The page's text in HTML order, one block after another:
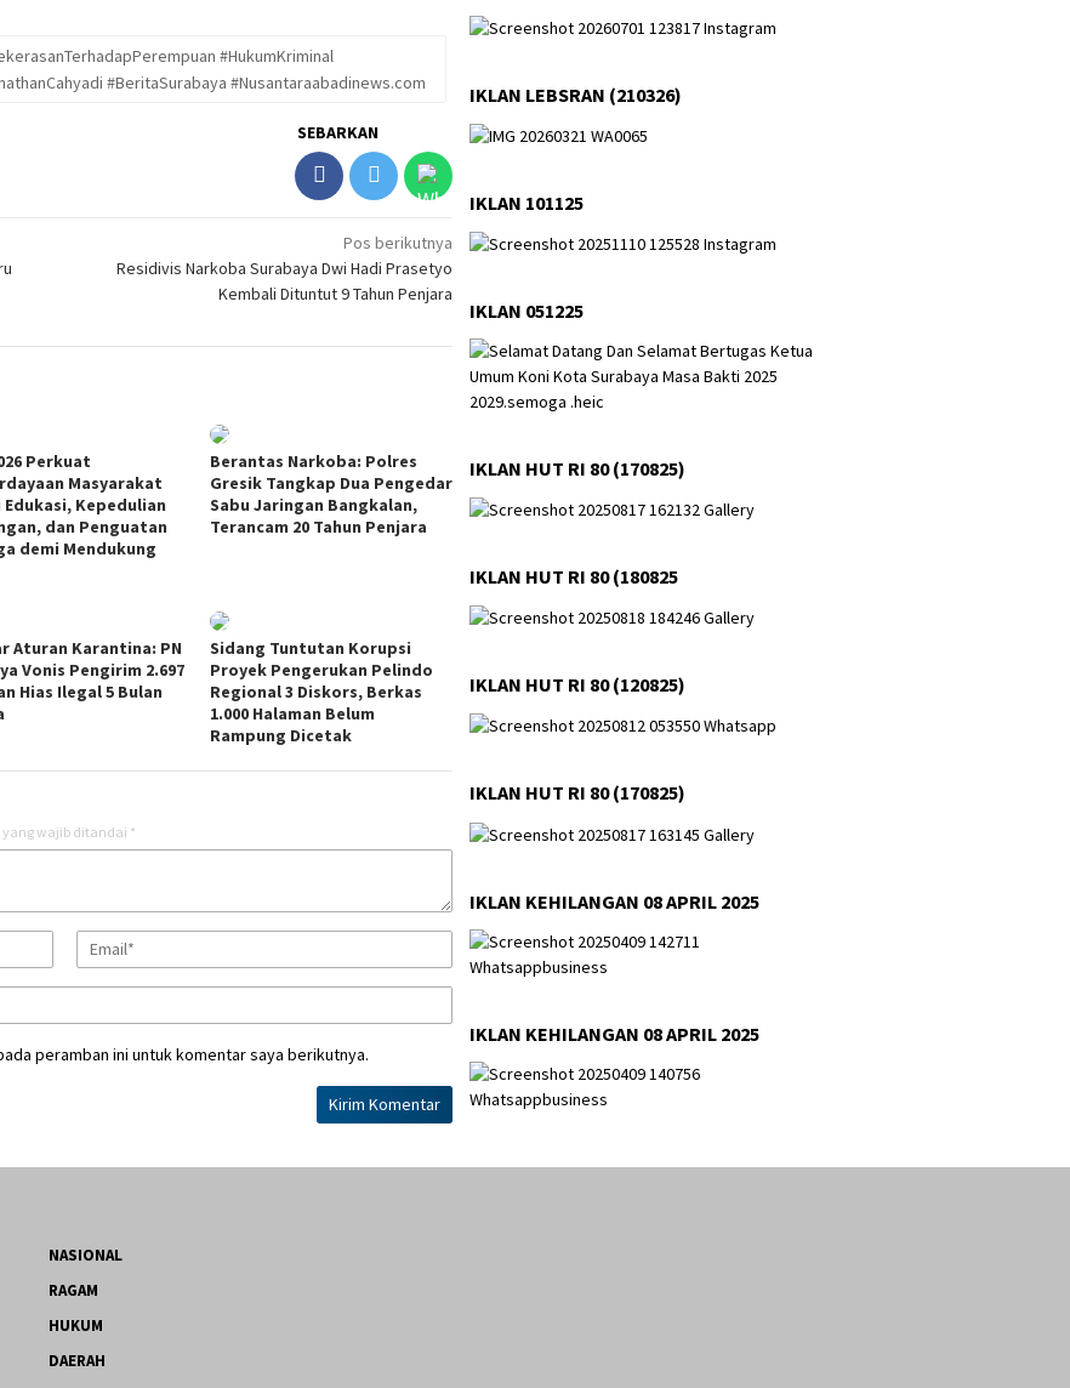
#HukumKriminal
#BeritaSurabaya #Nusantaraabadinews.com
SEBARKAN
Pos berikutnya
Residivis Narkoba Surabaya Dwi Hadi Prasetyo
Kembali Dituntut 9 Tahun Penjara
Perkuat
Masyarakat
Edukasi, Kepedulian
dan Penguatan
demi Mendukung
Berantas Narkoba: Polres
Gresik Tangkap Dua Pengedar
Sabu Jaringan Bangkalan,
Terancam 20 Tahun Penjara
Aturan Karantina: PN
Vonis Pengirim 2.697
Hias Ilegal 5 Bulan
Sidang Tuntutan Korupsi
Proyek Pengerukan Pelindo
Regional 3 Diskors, Berkas
1.000 Halaman Belum
Rampung Dicetak
yang wajib ditandai *
peramban ini untuk komentar saya berikutnya.
IKLAN LEBSRAN (210326)
IKLAN 101125
IKLAN 051225
IKLAN HUT RI 80 (170825)
IKLAN HUT RI 80 (180825
IKLAN HUT RI 80 (120825)
IKLAN HUT RI 80 (170825)
IKLAN KEHILANGAN 08 APRIL 2025
IKLAN KEHILANGAN 08 APRIL 2025
NASIONAL
RAGAM
HUKUM
DAERAH